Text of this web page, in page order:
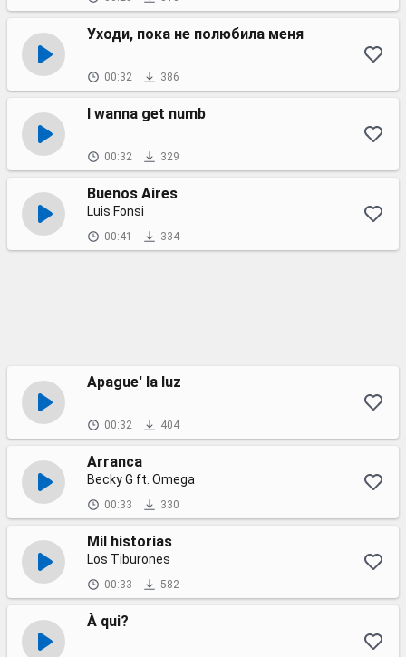
Уходи, пока не полюбила меня
00:32 386
I wanna get numb
00:32 329
Buenos Aires
Luis Fonsi
00:41 334
Apague' la luz
00:32 404
Arranca
Becky G ft. Omega
00:33 330
Mil historias
Los Tiburones
00:33 582
À qui?